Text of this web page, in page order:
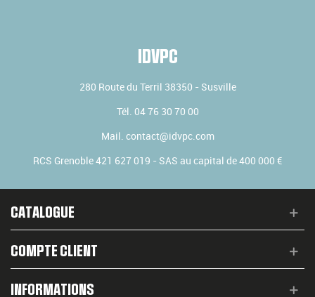
IDVPC
280 Route du Terril 38350 - Susville
Tél. 04 76 30 70 00
Mail. contact@idvpc.com
RCS Grenoble 421 627 019 - SAS au capital de 400 000 €
CATALOGUE
COMPTE CLIENT
INFORMATIONS